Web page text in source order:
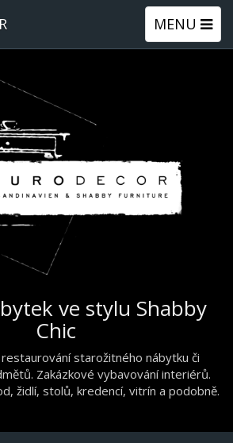
MENU
ve stylu Shabby
Chic
starožitného nábytku či
Zakázkové vybavování interiérů.
židlí, stolů, kredencí, vitrín a podobně.